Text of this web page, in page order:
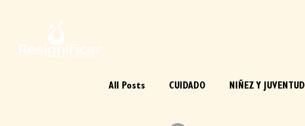
All Posts CUIDADO NIÑEZ Y JUVENTUD